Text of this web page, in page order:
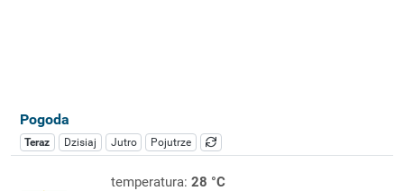
Pogoda
Teraz Dzisiaj Jutro Pojutrze
temperatura: 28 °C